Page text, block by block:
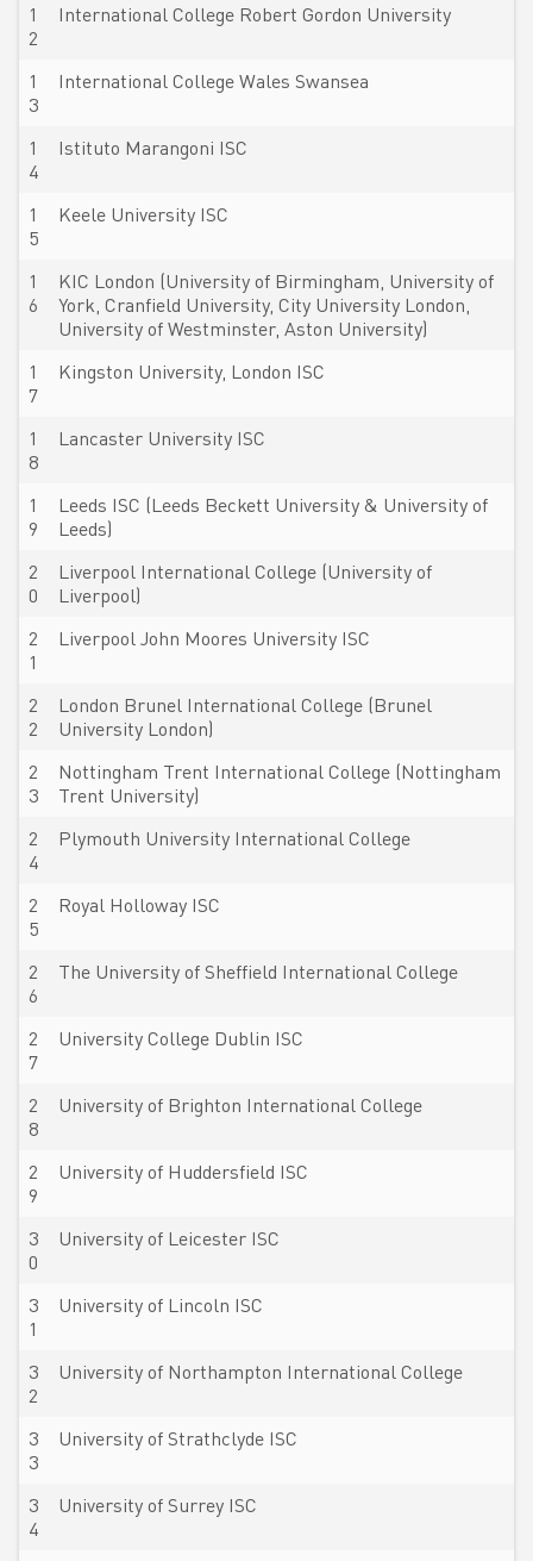
1
2
International College Robert Gordon University
1
3
International College Wales Swansea
1
4
Istituto Marangoni ISC
1
5
Keele University ISC
1
6
KIC London (University of Birmingham, University of
York, Cranfield University, City University London,
University of Westminster, Aston University)
1
7
Kingston University, London ISC
1
8
Lancaster University ISC
1
9
Leeds ISC (Leeds Beckett University & University of
Leeds)
2
0
Liverpool International College (University of
Liverpool)
2
1
Liverpool John Moores University ISC
2
2
London Brunel International College (Brunel
University London)
2
3
Nottingham Trent International College (Nottingham
Trent University)
2
4
Plymouth University International College
2
5
Royal Holloway ISC
2
6
The University of Sheffield International College
2
7
University College Dublin ISC
2
8
University of Brighton International College
2
9
University of Huddersfield ISC
3
0
University of Leicester ISC
3
1
University of Lincoln ISC
3
2
University of Northampton International College
3
3
University of Strathclyde ISC
3
4
University of Surrey ISC